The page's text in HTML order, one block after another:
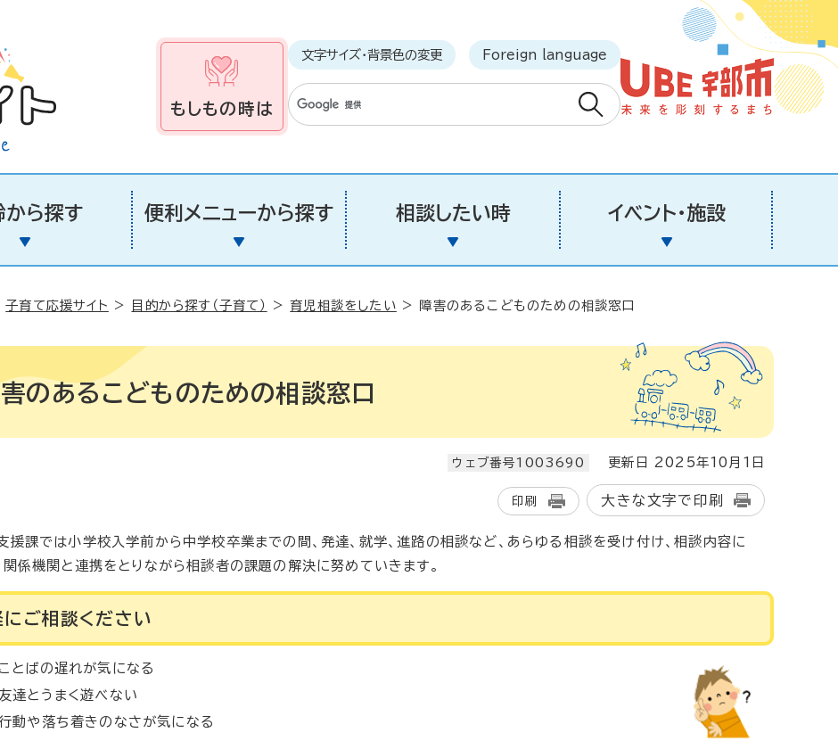
もしもの時は
文字サイズ・背景色の変更 Foreign language
から探す 便利メニューから探す 相談したい時 イベント・施設
子育て応援サイト > 目的から探す（子育て） >育児相談をしたい > 障害のあるこどものための相談窓口
のあるこどものための相談窓口
ウェブ番号1003690 更新日 2025年10月1日
印刷 大きな文字で印刷
援課では小学校入学前から中学校卒業までの間、発達、就学、進路の相談など、あらゆる相談を受け付け、相談内容に
関係機関と連携をとりながら相談者の課題の解決に努めていきます。
にご相談ください
ことばの遅れが気になる
友達とうまく遊べない
動や落ち着きのなさが気になる